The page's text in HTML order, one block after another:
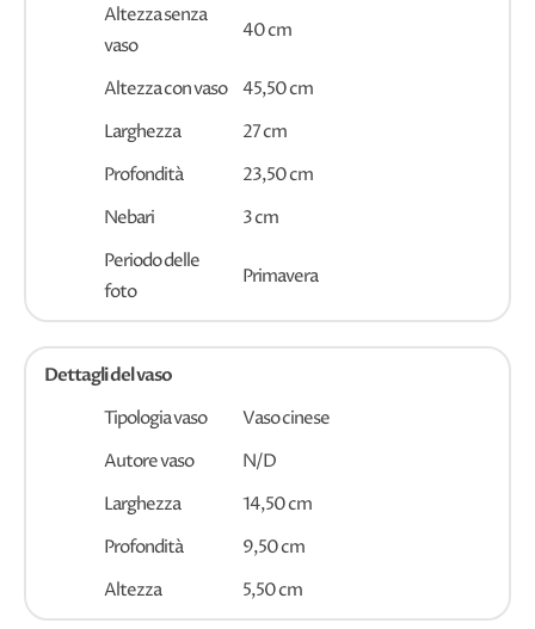
Altezza senza
vaso
40 cm
Altezza con vaso
45,50 cm
Larghezza
27 cm
Profondità
23,50 cm
Nebari
3 cm
Periodo delle
foto
Primavera
Dettagli del vaso
Tipologia vaso
Vaso cinese
Autore vaso
N/D
Larghezza
14,50 cm
Profondità
9,50 cm
Altezza
5,50 cm